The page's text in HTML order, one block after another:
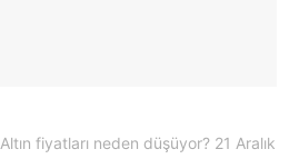
Altın fiyatları neden düşüyor? 21 Aralık